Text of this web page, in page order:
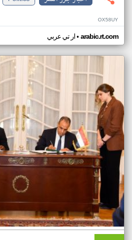
OX58UY
ار تي عربي• arabic.rt.com